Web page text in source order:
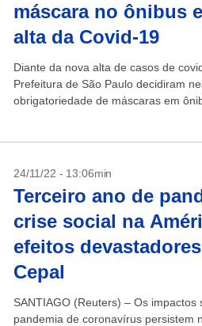
máscara no ônibus
alta da Covid-19
Diante da nova alta de casos de
Prefeitura de São Paulo decidiram
obrigatoriedade de máscaras em
24/11/22 - 13:06min
Terceiro ano de
crise social na
efeitos
Cepal
SANTIAGO (Reuters) – Os impactos
pandemia de coronavírus persistem